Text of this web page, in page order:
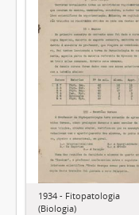
1934 - Fitopatologia
(Biologia)